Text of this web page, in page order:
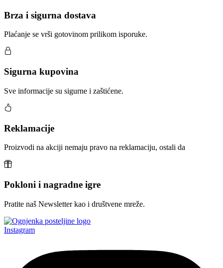
Brza i sigurna dostava
Plaćanje se vrši gotovinom prilikom isporuke.
Sigurna kupovina
Sve informacije su sigurne i zaštićene.
Reklamacije
Proizvodi na akciji nemaju pravo na reklamaciju, ostali da
Pokloni i nagradne igre
Pratite naš Newsletter kao i društvene mreže.
Instagram